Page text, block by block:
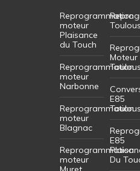
Reprogrammation
moteur
Plaisance
du Touch
Reprogrammation
moteur
Narbonne
Reprogrammation
moteur
Blagnac
Reprogrammation
moteur
Moteur
E85
E85
Du